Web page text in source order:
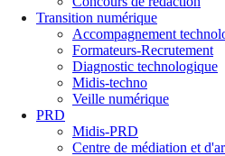
Transition numérique
Accompagnement
Formateurs-Recrutement
Diagnostic technologique
Midis-techno
Veille numérique
PRD
Midis-PRD
Centre de médiation et